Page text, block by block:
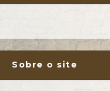
Sobre o site